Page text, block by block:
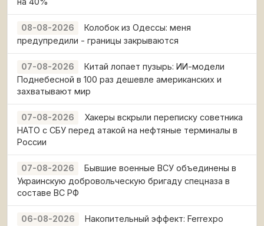
08-08-2026
Колобок из Одессы: меня
предупредили - границы закрываются
07-08-2026
Китай лопает пузырь: ИИ-модели
Поднебесной в 100 раз дешевле американских и
захватывают мир
07-08-2026
Хакеры вскрыли переписку советника
НАТО с СБУ перед атакой на нефтяные терминалы в
России
07-08-2026
Бывшие военные ВСУ объединены в
Украинскую добровольческую бригаду спецназа в
составе ВС РФ
06-08-2026
Накопительный эффект: Ferrexpo